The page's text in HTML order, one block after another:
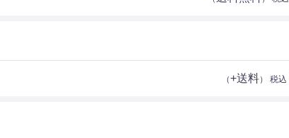
（+送料） 税込